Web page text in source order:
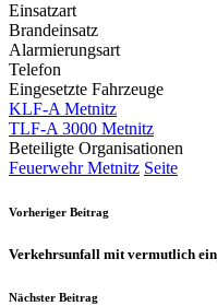
Einsatzart
Brandeinsatz
Alarmierungsart
Telefon
Eingesetzte Fahrzeuge
KLF-A Metnitz
TLF-A 3000 Metnitz
Beteiligte Organisationen
Feuerwehr Metnitz Seite
Vorheriger Beitrag
Verkehrsunfall mit vermutlich
Nächster Beitrag